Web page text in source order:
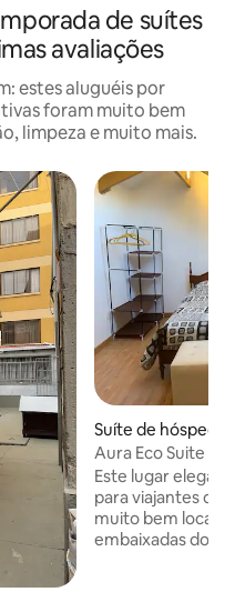
de suítes
avaliações
estes aluguéis por
foram muito bem
limpeza e muito mais.
Suíte de hóspedes
Aura Eco Suite
Este lugar
para viajantes
muito bem
embaixadas do